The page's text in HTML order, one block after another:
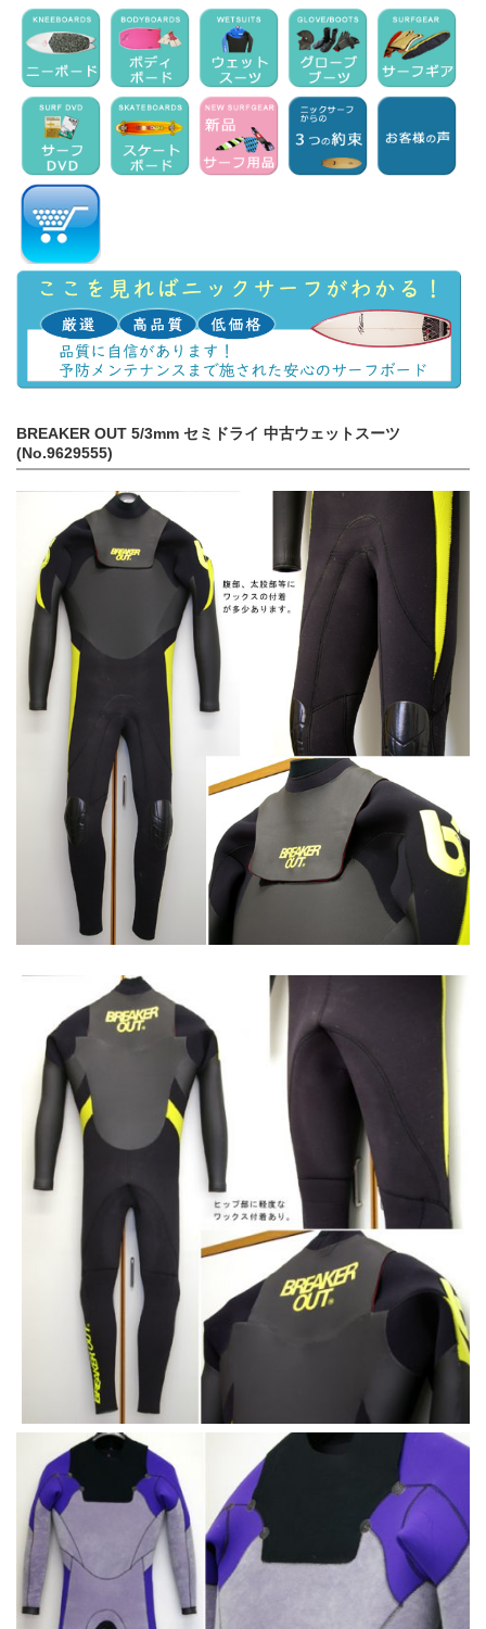
BREAKER OUT 5/3mm セミドライ 中古ウェットスーツ
(No.9629555)